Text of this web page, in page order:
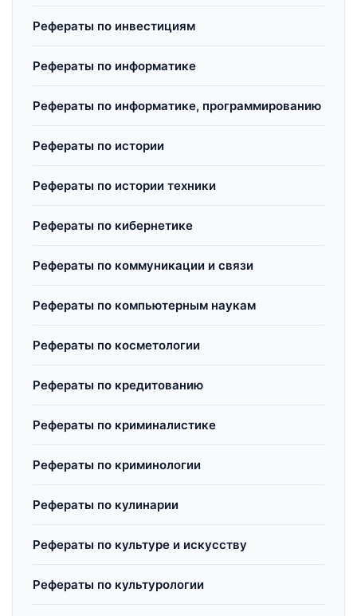
Рефераты по инвестициям
Рефераты по информатике
Рефераты по информатике, программированию
Рефераты по истории
Рефераты по истории техники
Рефераты по кибернетике
Рефераты по коммуникации и связи
Рефераты по компьютерным наукам
Рефераты по косметологии
Рефераты по кредитованию
Рефераты по криминалистике
Рефераты по криминологии
Рефераты по кулинарии
Рефераты по культуре и искусству
Рефераты по культурологии